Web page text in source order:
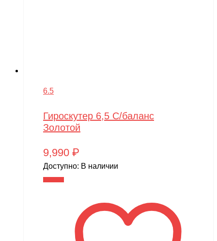
6.5
Гироскутер 6,5 С/баланс
Золотой
9,990 ₽
Доступно: В наличии